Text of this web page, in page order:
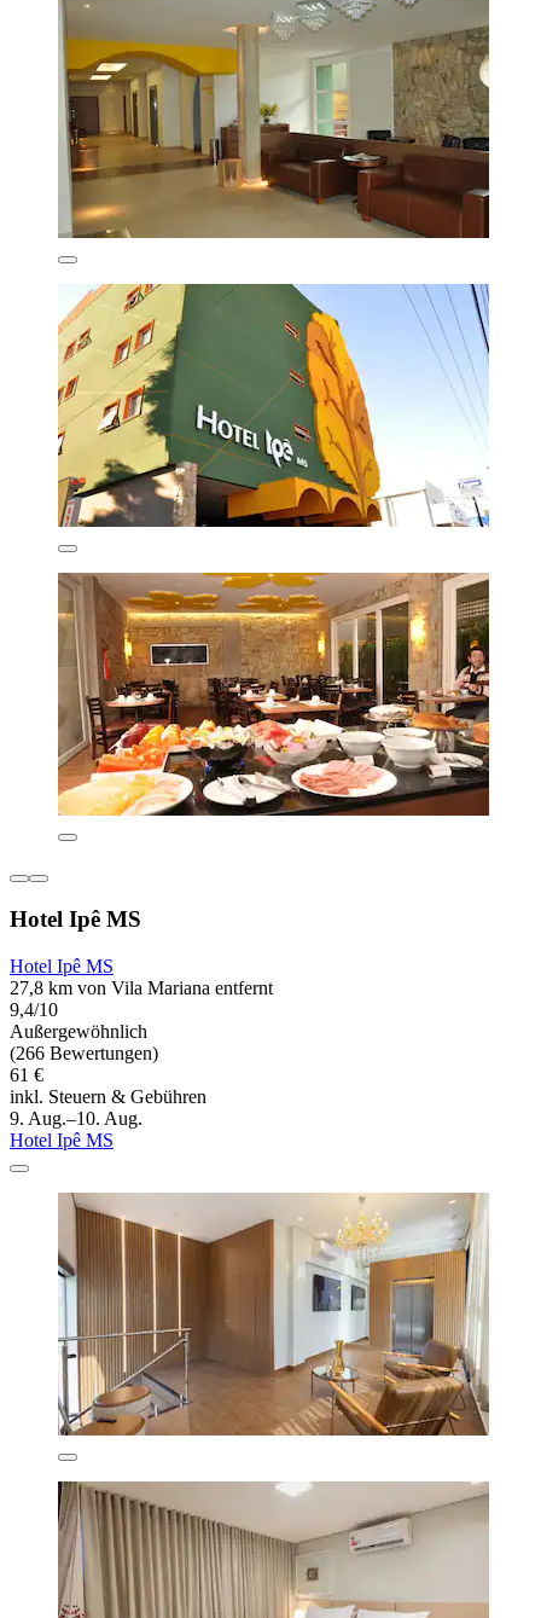
Hotel Ipê MS
Hotel Ipê MS
27,8 km von Vila Mariana entfernt
9,4/10
Außergewöhnlich
(266 Bewertungen)
61 €
inkl. Steuern & Gebühren
9. Aug.–10. Aug.
Hotel Ipê MS